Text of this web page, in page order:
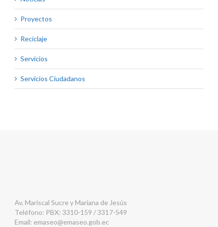
Proyectos
Reciclaje
Servicios
Servicios Ciudadanos
Av. Mariscal Sucre y Mariana de Jesús
Teléfono: PBX: 3310-159 / 3317-549
Email: emaseo@emaseo.gob.ec